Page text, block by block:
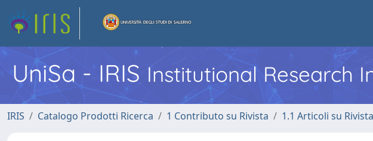
UniSa - IRIS Institutional Research
IRIS Catalogo Prodotti Ricerca 1 Contributo su Rivista 1.1 Articoli su Rivista